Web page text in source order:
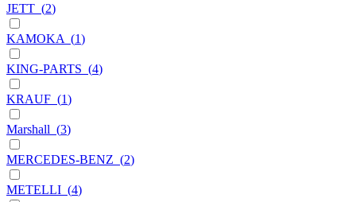
JETT (2)
KAMOKA (1)
KING-PARTS (4)
KRAUF (1)
Marshall (3)
MERCEDES-BENZ (2)
METELLI (4)